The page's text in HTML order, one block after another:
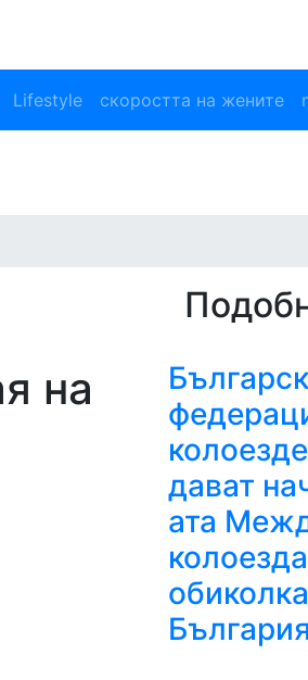
Lifestyle скоростта на жените
на
дават
ата
България